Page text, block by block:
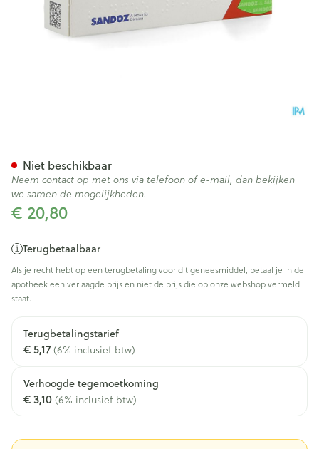
€ 20,80
Terugbetaalbaar
Als je recht hebt op een terugbetaling voor dit geneesmiddel, betaal je in de
apotheek een verlaagde prijs en niet de prijs die op onze webshop vermeld
staat.
Terugbetalingstarief
€ 5,17(6% inclusief btw)
Verhoogde tegemoetkoming
€ 3,10(6% inclusief btw)
Niet beschikbaar
Neem contact op met ons via telefoon of e-mail, dan bekijken
we samen de mogelijkheden.